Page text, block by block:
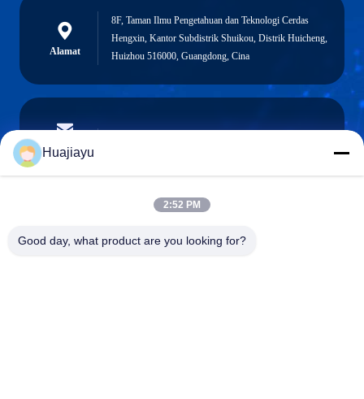
Alamat
8F, Taman Ilmu Pengetahuan dan Teknologi Cerdas
Hengxin, Kantor Subdistrik Shuikou, Distrik Huicheng,
Huizhou 516000, Guangdong, Cina
E-mail
Telepon
Huajiayu
2:52 PM
Good day, what product are you looking for?